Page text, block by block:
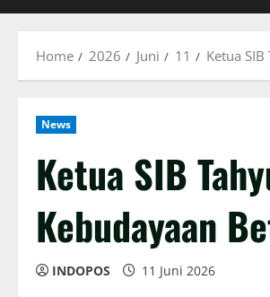
Home 2026 Juni 11 ‎Ketua
News
‎Ketua SIB
Kebudayaan
INDOPOS 11 Juni 2026